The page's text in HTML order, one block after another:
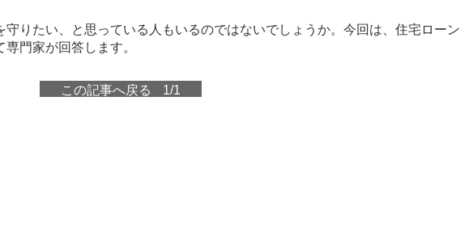
りたい、と思っている人もいるのではないでしょうか。今回は、住宅ローン
門家が回答します。
この記事へ戻る 1/1